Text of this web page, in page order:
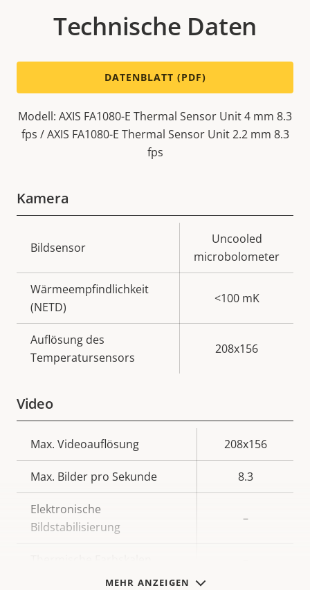
MEHR ANZEIGEN
Technische Daten
DATENBLATT (PDF)
Modell: AXIS FA1080-E Thermal Sensor Unit 4 mm 8.3
fps / AXIS FA1080-E Thermal Sensor Unit 2.2 mm 8.3
fps
Kamera
Eigentumswert
Bildsensor
Uncooled
microbolometer
Wärmeempfindlichkeit
(NETD)
<100 mK
Auflösung des
Temperatursensors
208x156
Video
Eigentumsbeschreibung Eigentumswert
Max. Videoauflösung 208x156
Max. Bilder pro Sekunde 8.3
Elektronische
Bildstabilisierung
–